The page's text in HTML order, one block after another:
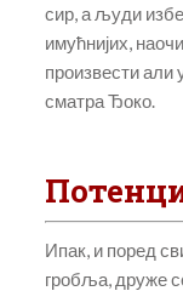
сир, а људи
имућнијих,
произвести али
сматра Ђоко.
Ипак, и поред
гробља, друже